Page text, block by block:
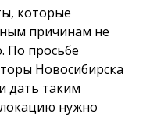
которые
причинам не
По просьбе
Новосибирска
дать таким
нужно